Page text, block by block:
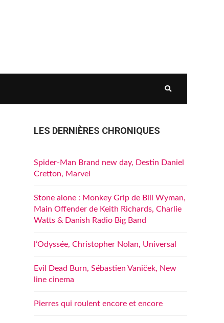
LES DERNIÈRES CHRONIQUES
Spider-Man Brand new day, Destin Daniel
Cretton, Marvel
Stone alone : Monkey Grip de Bill Wyman,
Main Offender de Keith Richards, Charlie
Watts & Danish Radio Big Band
l’Odyssée, Christopher Nolan, Universal
Evil Dead Burn, Sébastien Vaniček, New
line cinema
Pierres qui roulent encore et encore